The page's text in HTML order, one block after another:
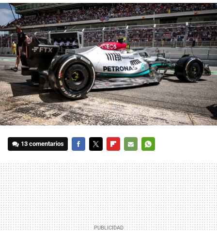
13 comentarios
MAIL